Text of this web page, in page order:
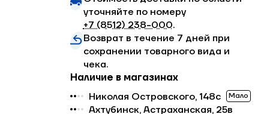
уточняйте по номеру
+7 (8512) 238−000.
Возврат в течение 7 дней при
сохранении товарного вида и
чека.
Наличие в магазинах
Николая Островского, 148с
Мало
Ахтубинск, Астраханская, 25в